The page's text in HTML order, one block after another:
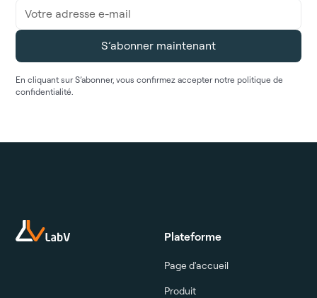
En cliquant sur S’abonner, vous confirmez accepter notre politique de
confidentialité.
Plateforme
Page d'accueil
Produit